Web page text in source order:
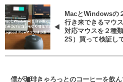
MacとWindowsの
行き来できるマウ
対応マウスを２種
2S）買って検証し
僕が珈琲きゃろっとのコーヒーを飲